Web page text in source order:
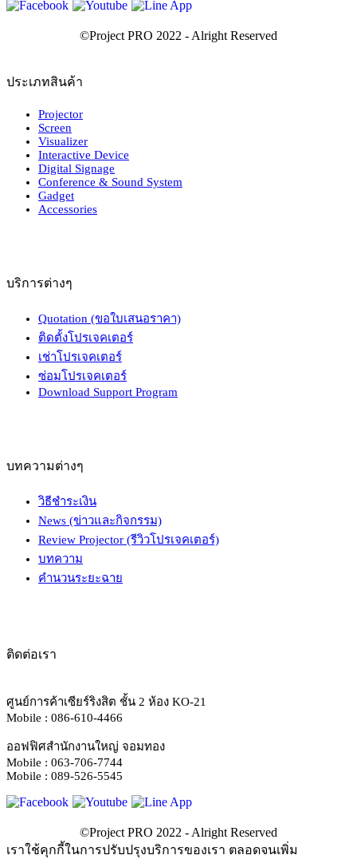
ประเภทสินค้า
Projector
Screen
Visualizer
Interactive Device
Digital Signage
Conference & Sound System
Gadget
Accessories
บริการต่างๆ
Quotation (ขอใบเสนอราคา)
ติดตั้งโปรเจคเตอร์
เช่าโปรเจคเตอร์
ซ่อมโปรเจคเตอร์
Download Support Program
บทความต่างๆ
วิธีชำระเงิน
News (ข่าวและกิจกรรม)
Review Projector (รีวิวโปรเจคเตอร์)
บทความ
คำนวนระยะฉาย
ติดต่อเรา
ศูนย์การค้าเซียร์ริงสิต ชั้น 2 ห้อง KO-21
Mobile : 086-610-4466
ออฟฟิศสำนักงานใหญ่ จอมทอง
Mobile : 063-706-7744
Mobile : 089-526-5545
เราใช้คุกกี้ในการปรับปรุงบริการของเรา ตลอดจนเพิ่ม